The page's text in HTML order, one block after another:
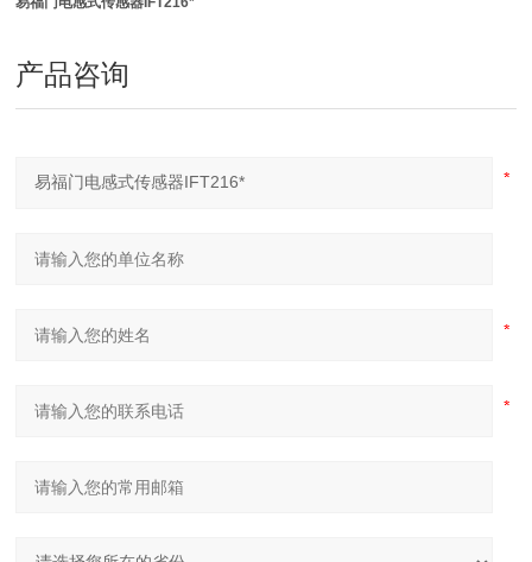
产品咨询